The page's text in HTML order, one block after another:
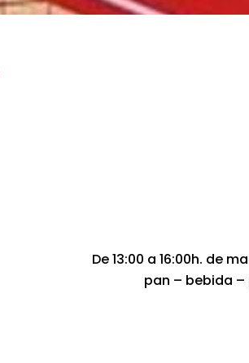
De 13:00 a 16:00h. de
pan – bebida